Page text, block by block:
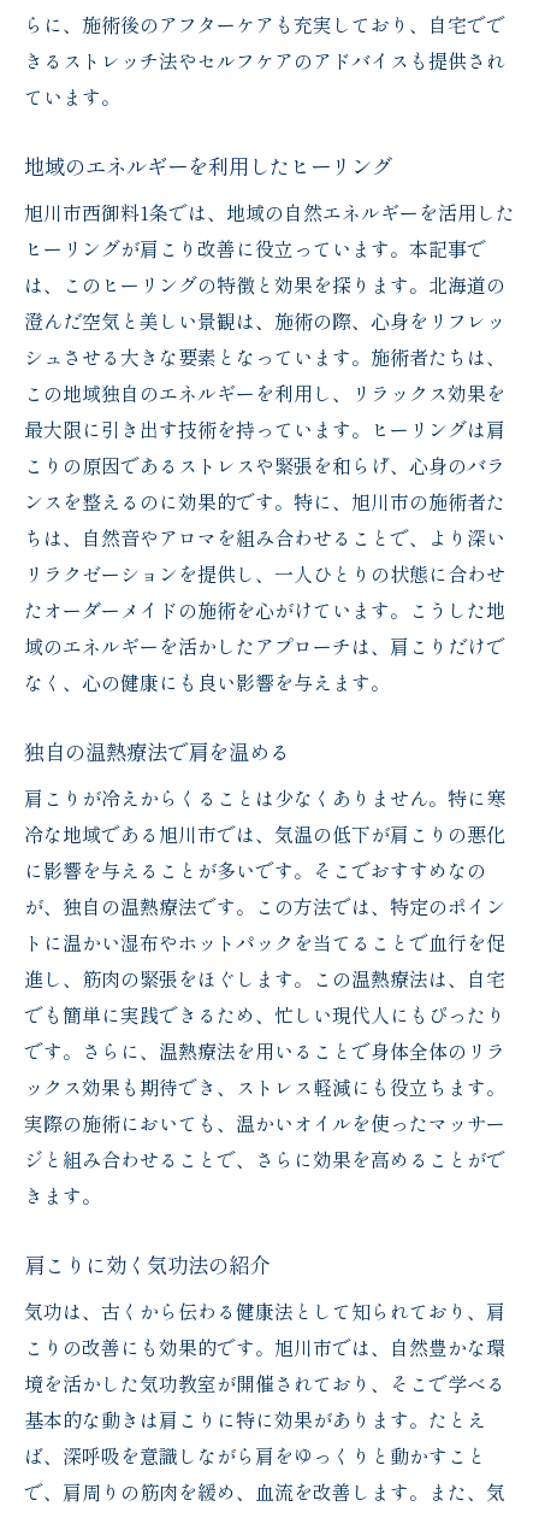
らに、施術後のアフターケアも充実しており、自宅でで
きるストレッチ法やセルフケアのアドバイスも提供され
ています。
地域のエネルギーを利用したヒーリング
旭川市西御料1条では、地域の自然エネルギーを活用した
ヒーリングが肩こり改善に役立っています。本記事で
は、このヒーリングの特徴と効果を探ります。北海道の
澄んだ空気と美しい景観は、施術の際、心身をリフレッ
シュさせる大きな要素となっています。施術者たちは、
この地域独自のエネルギーを利用し、リラックス効果を
最大限に引き出す技術を持っています。ヒーリングは肩
こりの原因であるストレスや緊張を和らげ、心身のバラ
ンスを整えるのに効果的です。特に、旭川市の施術者た
ちは、自然音やアロマを組み合わせることで、より深い
リラクゼーションを提供し、一人ひとりの状態に合わせ
たオーダーメイドの施術を心がけています。こうした地
域のエネルギーを活かしたアプローチは、肩こりだけで
なく、心の健康にも良い影響を与えます。
独自の温熱療法で肩を温める
肩こりが冷えからくることは少なくありません。特に寒
冷な地域である旭川市では、気温の低下が肩こりの悪化
に影響を与えることが多いです。そこでおすすめなの
が、独自の温熱療法です。この方法では、特定のポイン
トに温かい湿布やホットパックを当てることで血行を促
進し、筋肉の緊張をほぐします。この温熱療法は、自宅
でも簡単に実践できるため、忙しい現代人にもぴったり
です。さらに、温熱療法を用いることで身体全体のリラ
ックス効果も期待でき、ストレス軽減にも役立ちます。
実際の施術においても、温かいオイルを使ったマッサー
ジと組み合わせることで、さらに効果を高めることがで
きます。
肩こりに効く気功法の紹介
気功は、古くから伝わる健康法として知られており、肩
こりの改善にも効果的です。旭川市では、自然豊かな環
境を活かした気功教室が開催されており、そこで学べる
基本的な動きは肩こりに特に効果があります。たとえ
ば、深呼吸を意識しながら肩をゆっくりと動かすこと
で、肩周りの筋肉を緩め、血流を改善します。また、気